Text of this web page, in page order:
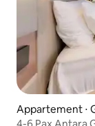
Appartement ⋅